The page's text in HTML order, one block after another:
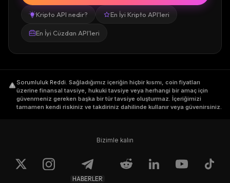
Kripto API nedir? En İyi Kripto API'leri
En İyi Cüzdan API'leri
Sorumluluk Reddi. Sağladığımız içeriğin hiçbir kısmı, coin fiyatları
üzerine finansal tavsiye, hukuki tavsiye veya herhangi bir amaç için
güvenmeniz gereken başka bir tür tavsiye oluşturmaz. İçeriğimizi
tamamen kendi riskiniz ve takdiriniz dahilinde kullanır veya güvenirsiniz.
Bizimle kalın
HABERLER